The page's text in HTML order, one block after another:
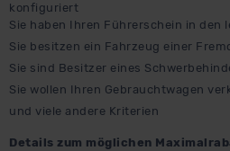
konfiguriert
Sie haben Ihren Führerschein in den
Sie besitzen ein Fahrzeug einer
Sie sind Besitzer eines
Sie wollen Ihren Gebrauchtwagen
und viele andere Kriterien
Details zum möglichen